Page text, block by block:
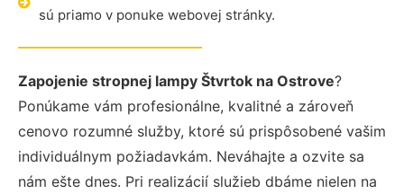
sú priamo v ponuke webovej stránky.
Zapojenie stropnej lampy Štvrtok na Ostrove?
Ponúkame vám profesionálne, kvalitné a zároveň
cenovo rozumné služby, ktoré sú prispôsobené vašim
individuálnym požiadavkám. Neváhajte a ozvite sa
nám ešte dnes. Pri realizácií služieb dbáme nielen na